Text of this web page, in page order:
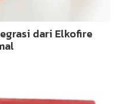
dari Elkofire